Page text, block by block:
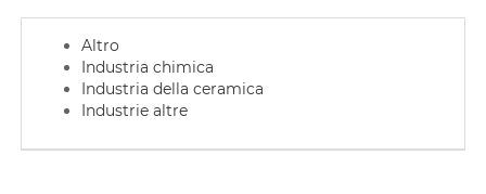
CV
Lingua
Altro
Industria chimica
Industria della ceramica
Industrie altre